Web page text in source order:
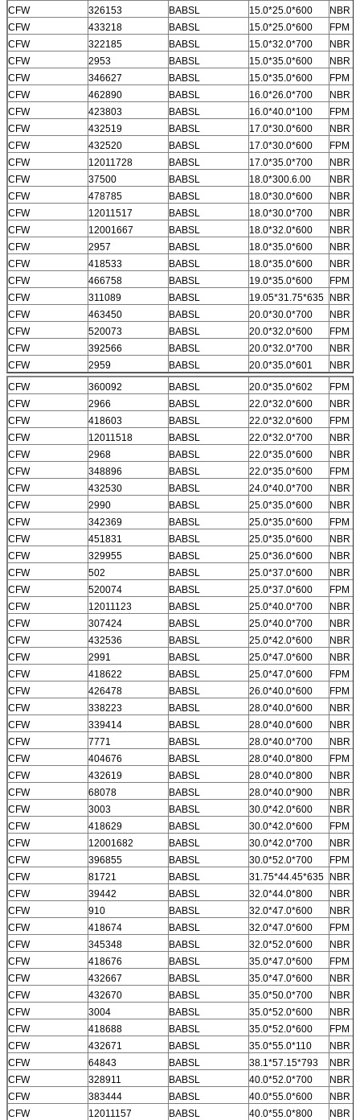
CFW 326153 BABSL 15.0*25.0*600
NBR
CFW
433218 BABSL 15.0*25.0*600
FPM
CFW
322185 BABSL 15.0*32.0*700
NBR
CFW
2953 BABSL 15.0*35.0*600
NBR
CFW
346627 BABSL 15.0*35.0*600
FPM
CFW
462890 BABSL 16.0*26.0*700
NBR
CFW
423803 BABSL 16.0*40.0*100
FPM
CFW
432519 BABSL 17.0*30.0*600
NBR
CFW
432520 BABSL 17.0*30.0*600
FPM
CFW
12011728 BABSL 17.0*35.0*700
NBR
CFW
37500 BABSL 18.0*300.6.00
NBR
CFW
478785 BABSL 18.0*30.0*600
NBR
CFW
12011517 BABSL 18.0*30.0*700
NBR
CFW
12001667 BABSL 18.0*32.0*600
NBR
CFW
2957 BABSL 18.0*35.0*600
NBR
CFW
418533 BABSL 18.0*35.0*600
NBR
CFW
466758 BABSL 19.0*35.0*600
FPM
CFW
311089 BABSL 19.05*31.75*635 NBR
CFW
463450 BABSL 20.0*30.0*700
NBR
CFW
520073 BABSL 20.0*32.0*600
FPM
CFW
392566 BABSL 20.0*32.0*700
NBR
CFW
2959 BABSL 20.0*35.0*601
NBR
CFW
360092 BABSL 20.0*35.0*602
FPM
CFW
2966 BABSL 22.0*32.0*600
NBR
CFW
418603 BABSL 22.0*32.0*600
FPM
CFW
12011518 BABSL 22.0*32.0*700
NBR
CFW
2968 BABSL 22.0*35.0*600
NBR
CFW
348896 BABSL 22.0*35.0*600
FPM
CFW
432530 BABSL 24.0*40.0*700
NBR
CFW
2990 BABSL 25.0*35.0*600
NBR
CFW
342369 BABSL 25.0*35.0*600
FPM
CFW
451831 BABSL 25.0*35.0*600
NBR
CFW
329955 BABSL 25.0*36.0*600
NBR
CFW
502 BABSL 25.0*37.0*600
NBR
CFW
520074 BABSL 25.0*37.0*600
FPM
CFW
12011123 BABSL 25.0*40.0*700
NBR
CFW
307424 BABSL 25.0*40.0*700
NBR
CFW
432536 BABSL 25.0*42.0*600
NBR
CFW
2991 BABSL 25.0*47.0*600
NBR
CFW
418622 BABSL 25.0*47.0*600
FPM
CFW
426478 BABSL 26.0*40.0*600
FPM
CFW
338223 BABSL 28.0*40.0*600
NBR
CFW
339414 BABSL 28.0*40.0*600
NBR
CFW
7771 BABSL 28.0*40.0*700
NBR
CFW
404676 BABSL 28.0*40.0*800
FPM
CFW
432619 BABSL 28.0*40.0*800
NBR
CFW
68078 BABSL 28.0*40.0*900
NBR
CFW
3003 BABSL 30.0*42.0*600
NBR
CFW
418629 BABSL 30.0*42.0*600
FPM
CFW
12001682 BABSL 30.0*42.0*700
NBR
CFW
396855 BABSL 30.0*52.0*700
FPM
CFW
81721 BABSL 31.75*44.45*635 NBR
CFW
39442 BABSL 32.0*44.0*800
NBR
CFW
910 BABSL 32.0*47.0*600
NBR
CFW
418674 BABSL 32.0*47.0*600
FPM
CFW
345348 BABSL 32.0*52.0*600
NBR
CFW
418676 BABSL 35.0*47.0*600
FPM
CFW
432667 BABSL 35.0*47.0*600
NBR
CFW
432670 BABSL 35.0*50.0*700
NBR
CFW
3004 BABSL 35.0*52.0*600
NBR
CFW
418688 BABSL 35.0*52.0*600
FPM
CFW
432671 BABSL 35.0*55.0*110
NBR
CFW
64843 BABSL 38.1*57.15*793
NBR
CFW
328911 BABSL 40.0*52.0*700
NBR
CFW
383444 BABSL 40.0*55.0*600
NBR
CFW
12011157 BABSL 40.0*55.0*800
NBR